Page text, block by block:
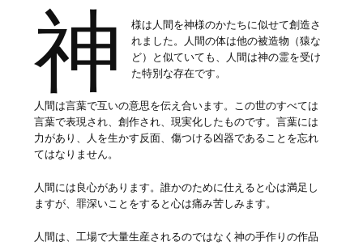
神
様は人間を神様のかたちに似せて創造さ
れました。人間の体は他の被造物（猿な
ど）と似ていても、人間は神の霊を受け
た特別な存在です。
人間は言葉で互いの意思を伝え合います。この世のすべては
言葉で表現され、創作され、現実化したものです。言葉には
力があり、人を生かす反面、傷つける凶器であることを忘れ
てはなりません。
人間には良心があります。誰かのために仕えると心は満足し
ますが、罪深いことをすると心は痛み苦しみます。
人間は、工場で大量生産されるのではなく神の手作りの作品